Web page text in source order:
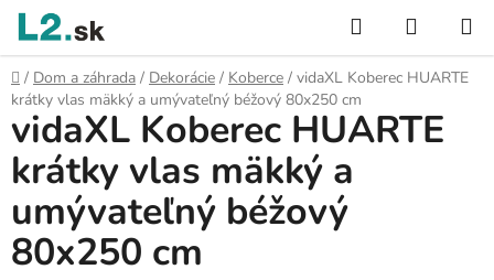
Prejsť
obsah
Hľadať
KOŠÍK
Domov
/ Dom a záhrada / Dekorácie / Koberce / vidaXL Koberec HUARTE
krátky vlas mäkký a umývateľný béžový 80x250 cm
vidaXL Koberec HUARTE
krátky vlas mäkký a
umývateľný béžový
80x250 cm